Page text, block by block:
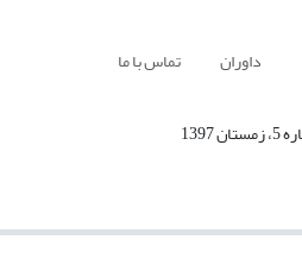
داوران تماس با ما